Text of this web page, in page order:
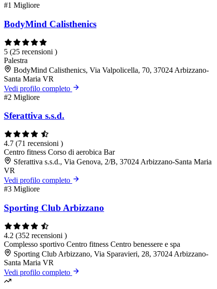
#1 Migliore
BodyMind Calisthenics
5 (25 recensioni )
Palestra
BodyMind Calisthenics, Via Valpolicella, 70, 37024 Arbizzano-
Santa Maria VR
Vedi profilo completo
#2 Migliore
Sferattiva s.s.d.
4.7 (71 recensioni )
Centro fitness Corso di aerobica Bar
Sferattiva s.s.d., Via Genova, 2/B, 37024 Arbizzano-Santa Maria
VR
Vedi profilo completo
#3 Migliore
Sporting Club Arbizzano
4.2 (352 recensioni )
Complesso sportivo Centro fitness Centro benessere e spa
Sporting Club Arbizzano, Via Sparavieri, 28, 37024 Arbizzano-
Santa Maria VR
Vedi profilo completo